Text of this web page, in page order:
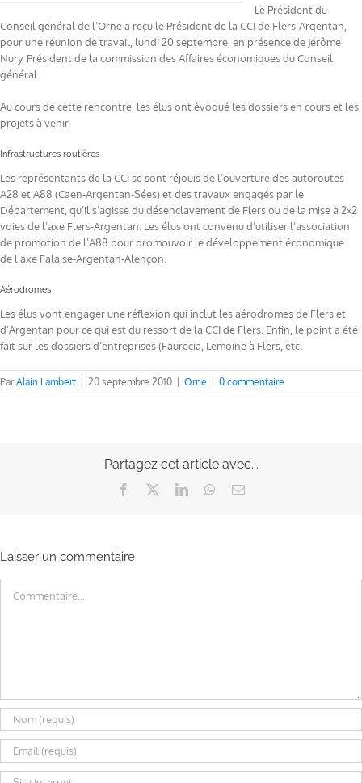
Le Président du
Conseil général de l’Orne a reçu le Président de la CCI de Flers-Argentan,
pour une réunion de travail, lundi 20 septembre, en présence de Jérôme
Nury, Président de la commission des Affaires économiques du Conseil
général.
Au cours de cette rencontre, les élus ont évoqué les dossiers en cours et les
projets à venir.
Infrastructures routières
Les représentants de la CCI se sont réjouis de l’ouverture des autoroutes
A28 et A88 (Caen-Argentan-Sées) et des travaux engagés par le
Département, qu’il s’agisse du désenclavement de Flers ou de la mise à 2×2
voies de l’axe Flers-Argentan. Les élus ont convenu d’utiliser l’association
de promotion de l’A88 pour promouvoir le développement économique
de l’axe Falaise-Argentan-Alençon.
Aérodromes
Les élus vont engager une réflexion qui inclut les aérodromes de Flers et
d’Argentan pour ce qui est du ressort de la CCI de Flers. Enfin, le point a été
fait sur les dossiers d’entreprises (Faurecia, Lemoine à Flers, etc.
ParAlain Lambert 20 septembre 2010 Orne 0 commentaire
Partagez cet article avec...
Facebook LinkedInWhatsApp
Email
Laisser un commentaire